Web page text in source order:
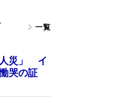
一覧
人災」 イ
哭の証